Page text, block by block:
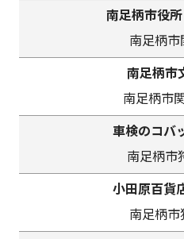
南足柄市役
南足柄市
南足柄市
南足柄市
車検のコバ
南足柄市
小田原百貨
南足柄市